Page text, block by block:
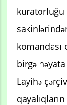
kuratorluğu
komandası
birgə
Layihə